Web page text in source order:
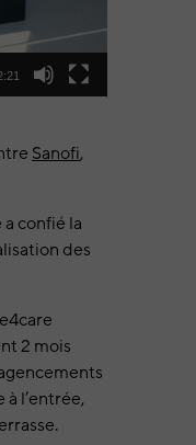
Sanofi,
confié la
des
2 mois
l’entrée,